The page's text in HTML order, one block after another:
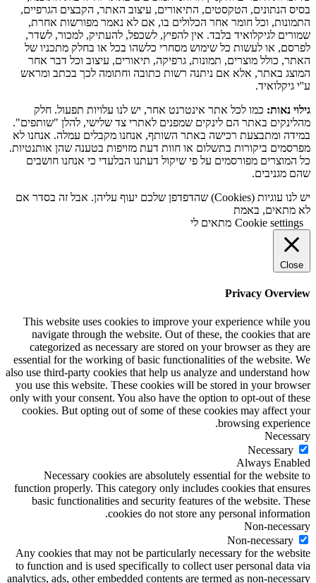
בסיס הנתונים, הטקסטים, התיאורים, עיצוב האתר, הקבצים הגרפיים,
התמונות, וכל חומר אחר הכלולים בו, אם לא נאמר מפורשות אחרת,
שמורים לגיקלואיד בלבד. אין להפיץ, לשכפל, להעתיק, למכור, לשדר,
לפרסם, או לעשות כל שימוש מסחרי כלשהו בכל או בחלק מתכניו של
האתר, כולל מוצרים, תמונות, גרפיקה, תיאורים, עיצוב וכל דבר אחר
המוצג באתר, אלא אם ניתנה רשות כתובה וחתומה לכך בכתב ומראש
ע''י גיקלואיד.
גילוי נאות: כמו לכל אתר אינטרנט אחר, יש לנו עלויות תפעול. חלק
מהלינקים באתר הם לינקים שמפנים לאתרי צד שלישי, להלן "שותפים".
במידה ומתבצעת רכישה באתר השותף, אנחנו מקבלים עמלה. אנחנו לא
מפרסמים ביקורות בתשלום או חוות דעת מזויפות בטענה שהן אותנטיות.
כל המוצרים מפורסמים על פי שיקול דעתנו הבלעדי כי אנחנו חושבים
שהם מגניבים.
יש לנו עוגיות (Cookies) שהדפדפן שלכם יעוף עליהן. אבל זה בסדר אם
לא מתאים, באמת
Cookie settings מתאים לי
Close
Privacy Overview
This website uses cookies to improve your experience while you
navigate through the website. Out of these, the cookies that are
categorized as necessary are stored on your browser as they are
essential for the working of basic functionalities of the website. We
also use third-party cookies that help us analyze and understand how
you use this website. These cookies will be stored in your browser
only with your consent. You also have the option to opt-out of these
cookies. But opting out of some of these cookies may affect your
browsing experience.
Necessary
Necessary
Always Enabled
Necessary cookies are absolutely essential for the website to
function properly. This category only includes cookies that ensures
basic functionalities and security features of the website. These
cookies do not store any personal information.
Non-necessary
Non-necessary
Any cookies that may not be particularly necessary for the website
to function and is used specifically to collect user personal data via
analytics, ads, other embedded contents are termed as non-necessary